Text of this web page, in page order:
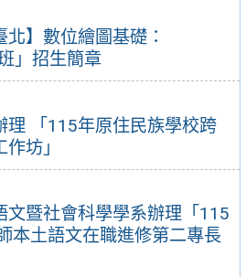
】數位繪圖基礎：
」招生簡章
理 「115年原住民族學校跨
坊」
文暨社會科學學系辦理「115
本土語文在職進修第二專長